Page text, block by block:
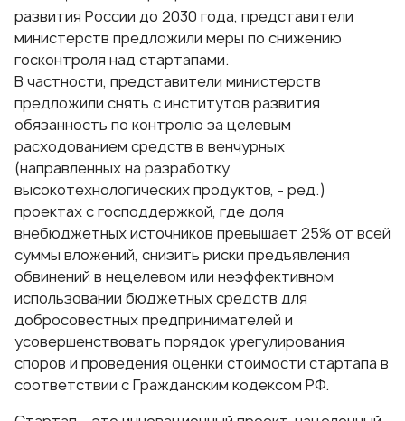
развития России до 2030 года, представители
министерств предложили меры по снижению
госконтроля над стартапами.
В частности, представители министерств
предложили снять с институтов развития
обязанность по контролю за целевым
расходованием средств в венчурных
(направленных на разработку
высокотехнологических продуктов, - ред.)
проектах с господдержкой, где доля
внебюджетных источников превышает 25% от всей
суммы вложений, снизить риски предъявления
обвинений в нецелевом или неэффективном
использовании бюджетных средств для
добросовестных предпринимателей и
усовершенствовать порядок урегулирования
споров и проведения оценки стоимости стартапа в
соответствии с Гражданским кодексом РФ.